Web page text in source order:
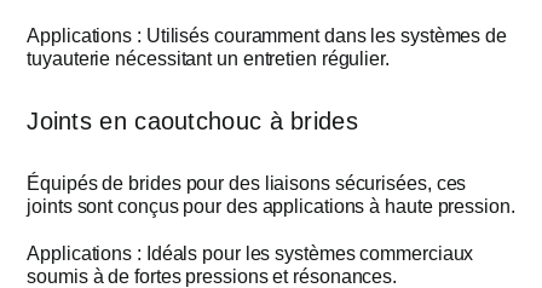
Applications : Utilisés couramment dans les systèmes de
tuyauterie nécessitant un entretien régulier.
Joints en caoutchouc à brides
Équipés de brides pour des liaisons sécurisées, ces
joints sont conçus pour des applications à haute pression.
Applications : Idéals pour les systèmes commerciaux
soumis à de fortes pressions et résonances.